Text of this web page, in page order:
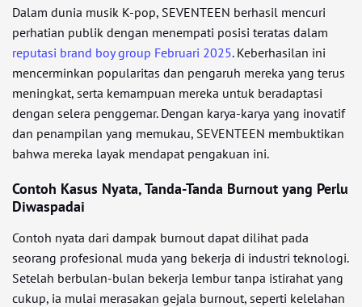
Dalam dunia musik K-pop, SEVENTEEN berhasil mencuri
perhatian publik dengan menempati posisi teratas dalam
reputasi brand boy group Februari 2025. Keberhasilan ini
mencerminkan popularitas dan pengaruh mereka yang terus
meningkat, serta kemampuan mereka untuk beradaptasi
dengan selera penggemar. Dengan karya-karya yang inovatif
dan penampilan yang memukau, SEVENTEEN membuktikan
bahwa mereka layak mendapat pengakuan ini.
Contoh Kasus Nyata, Tanda-Tanda Burnout yang Perlu
Diwaspadai
Contoh nyata dari dampak burnout dapat dilihat pada
seorang profesional muda yang bekerja di industri teknologi.
Setelah berbulan-bulan bekerja lembur tanpa istirahat yang
cukup, ia mulai merasakan gejala burnout, seperti kelelahan